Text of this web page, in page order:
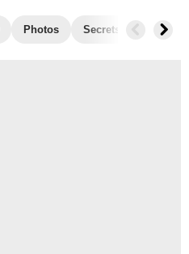
Photos Secrets de tournage